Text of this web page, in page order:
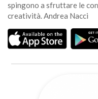
spingono a sfruttare le
creatività. Andrea Nacci